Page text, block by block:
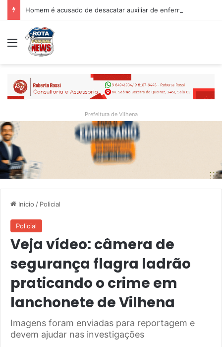
Menu
Prefeitura de Vilhena
Inicio / Policial
Policial
Veja vídeo: câmera de
segurança flagra ladrão
praticando o crime em
lanchonete de Vilhena
Imagens foram enviadas para reportagem e
devem ajudar nas investigações